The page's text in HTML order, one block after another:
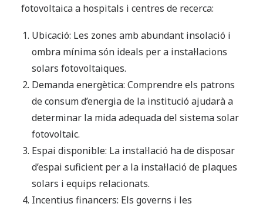
fotovoltaica a hospitals i centres de recerca:
Ubicació: Les zones amb abundant insolació i
ombra mínima són ideals per a instal·lacions
solars fotovoltaiques.
Demanda energètica: Comprendre els patrons
de consum d’energia de la institució ajudarà a
determinar la mida adequada del sistema solar
fotovoltaic.
Espai disponible: La instal·lació ha de disposar
d’espai suficient per a la instal·lació de plaques
solars i equips relacionats.
Incentius financers: Els governs i les